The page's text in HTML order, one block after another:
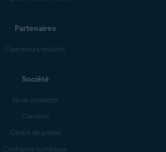
Partenaires
Opérateurs mobiles
Société
Nous contacter
Carrières
Centre de presse
Confiance numérique